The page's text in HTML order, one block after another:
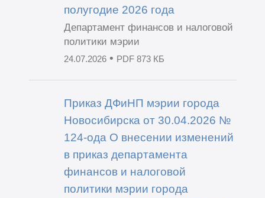
полугодие 2026 года
Департамент финансов и налоговой
политики мэрии
24.07.2026• PDF 873 КБ
Приказ ДФиНП мэрии города
Новосибирска от 30.04.2026 №
124-ода О внесении изменений
в приказ департамента
финансов и налоговой
политики мэрии города